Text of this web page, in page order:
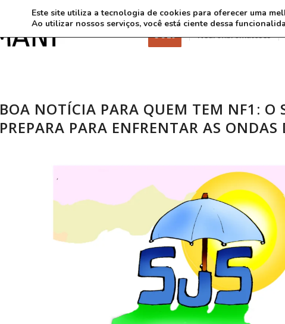
3 8 26 Neurofibromatoses
BOA NOTÍCIA PARA QUEM TEM NF1: O
PREPARA PARA ENFRENTAR AS ONDAS
Este site utiliza a tecnologia de cookies para oferecer uma
Ao utilizar nossos serviços, você está ciente dessa